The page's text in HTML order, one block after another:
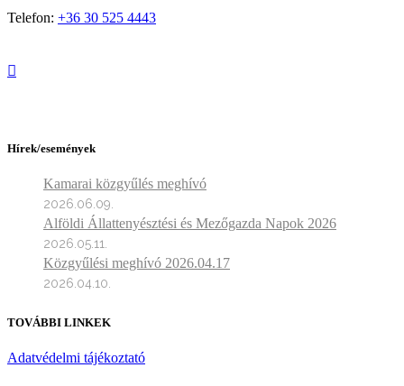
Telefon: +36 30 525 4443
Hírek/események
Kamarai közgyűlés meghívó
2026.06.09.
Alföldi Állattenyésztési és Mezőgazda Napok 2026
2026.05.11.
Közgyűlési meghívó 2026.04.17
2026.04.10.
TOVÁBBI LINKEK
Adatvédelmi tájékoztató